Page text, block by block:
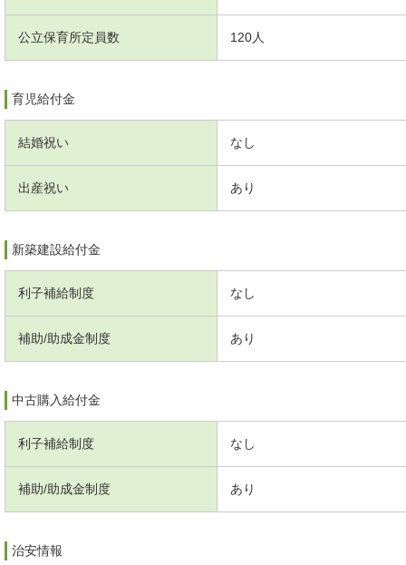
公立保育所定員数 120人
育児給付金
結婚祝い なし
出産祝い あり
新築建設給付金
利子補給制度 なし
補助/助成金制度 あり
中古購入給付金
利子補給制度 なし
補助/助成金制度 あり
治安情報